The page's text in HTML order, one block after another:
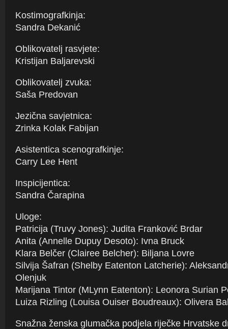
Kostimografkinja:
Sandra Dekanić
Oblikovatelj rasvjete:
Kristijan Baljarevski
Oblikovatelj zvuka:
Saša Predovan
Jezična savjetnica:
Zrinka Kolak Fabijan
Asistentica scenografkinje:
Carry Lee Hent
Inspicijentica:
Sandra Čarapina
Uloge:
Patricija (Truvy Jones): Judita Franković Brdar
Anita (Annelle Dupuy Desoto): Ivna Bruck
Klara Belčer (Clairee Belcher): Biljana Lovre
Silvija Šafran (Shelby Eatenton Latcherie):
Olenjuk
Marijana Tintor (MLynn Eatenton): Leonora Surian
Luiza Rizling (Louisa Ouiser Boudreaux): Olivera
Snažna ženska glumačka podjela riječke Hrvatske